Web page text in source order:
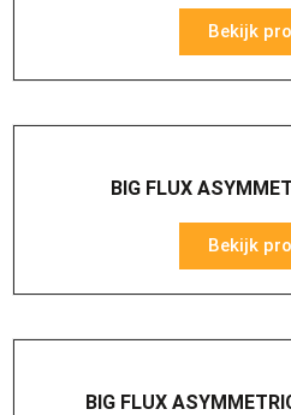
Bekijk
BIG FLUX
Bekijk
BIG FLUX